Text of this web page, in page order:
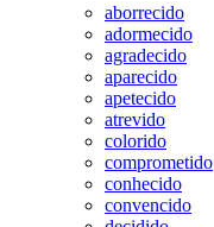
aborrecido
adormecido
agradecido
aparecido
apetecido
atrevido
colorido
comprometido
conhecido
convencido